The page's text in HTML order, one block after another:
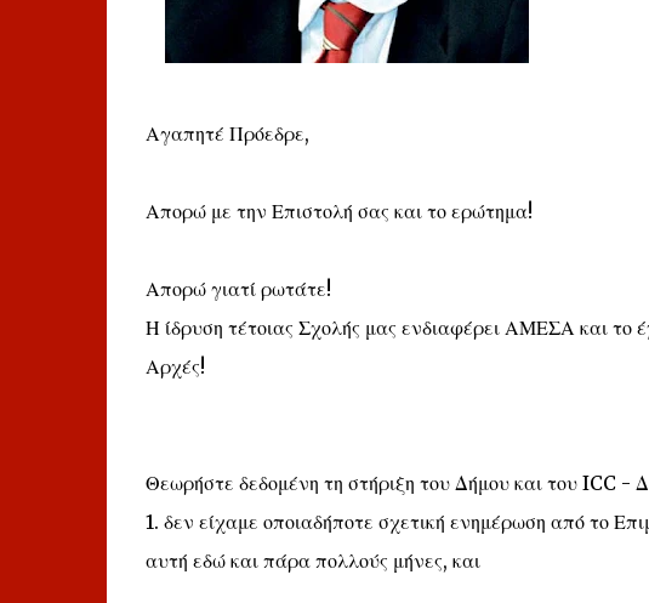
Αγαπητέ Πρόεδρε,
Απορώ με την Επιστολή σας και το ερώτημα!
Απορώ γιατί ρωτάτε!
Η ίδρυση τέτοιας Σχολής μας ενδιαφέρει ΑΜΕΣΑ και το
Αρχές!
Θεωρήστε δεδομένη τη στήριξη του Δήμου και του ICC -
1. δεν είχαμε οποιαδήποτε σχετική ενημέρωση από το
αυτή εδώ και πάρα πολλούς μήνες, και